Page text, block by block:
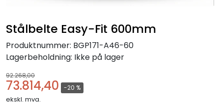
Stålbelte Easy-Fit 600mm
Produktnummer: BGP171-A46-60
Lagerbeholdning: Ikke på lager
92.268,00
73.814,40 -20 %
ekskl. mva.